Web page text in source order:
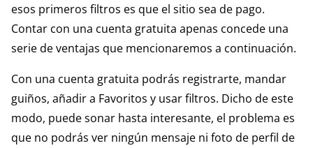
esos primeros filtros es que el sitio sea de pago.
Contar con una cuenta gratuita apenas concede una
serie de ventajas que mencionaremos a continuación.
Con una cuenta gratuita podrás registrarte, mandar
guiños, añadir a Favoritos y usar filtros. Dicho de este
modo, puede sonar hasta interesante, el problema es
que no podrás ver ningún mensaje ni foto de perfil de